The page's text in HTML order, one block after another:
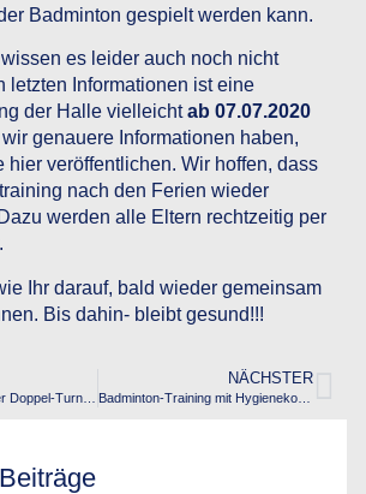
Badminton gespielt werden kann.
es leider auch noch nicht
letzten Informationen ist eine
der Halle vielleichtab 07.07.2020
genauere Informationen haben,
hier veröffentlichen. Wir hoffen, dass
nach den Ferien wieder
werden alle Eltern rechtzeitig per
Ihr darauf, bald wieder gemeinsam
Bis dahin- bleibt gesund!!!
NÄCHSTER
Badminton-Training mit Hygienekonzept wieder möglich